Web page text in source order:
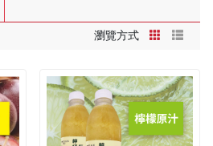
瀏覽方式